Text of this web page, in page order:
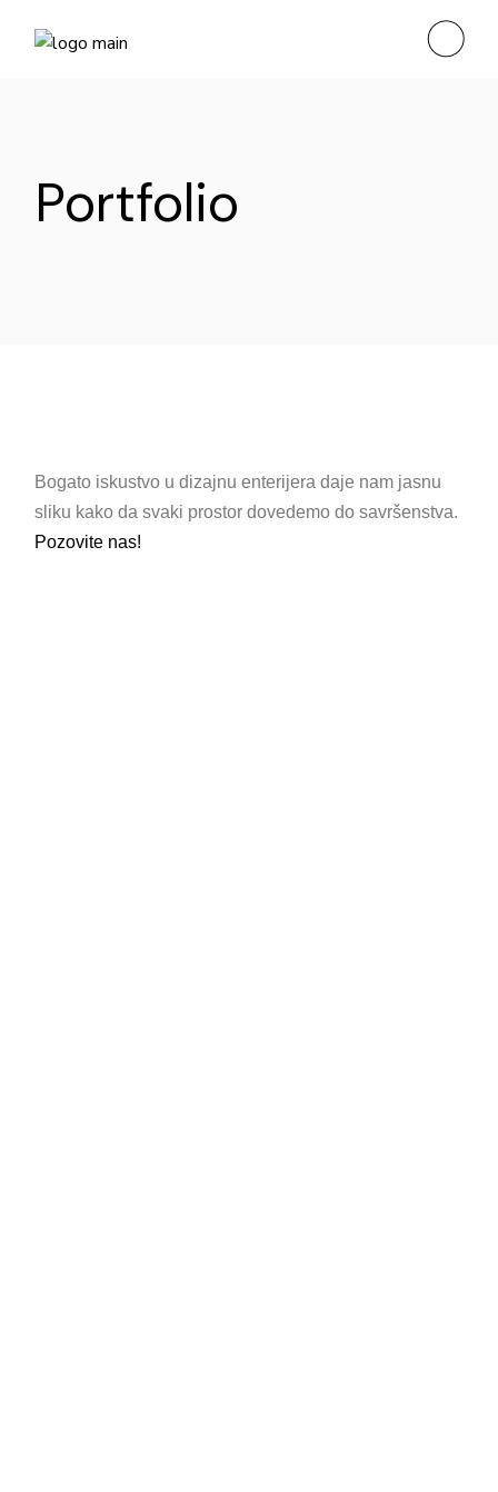
Portfolio
Bogato iskustvo u dizajnu enterijera daje nam jasnu
sliku kako da svaki prostor dovedemo do savršenstva.
Pozovite nas!